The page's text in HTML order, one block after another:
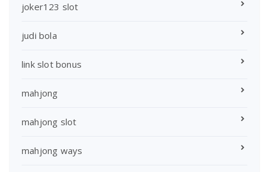
joker123 slot
judi bola
link slot bonus
mahjong
mahjong slot
mahjong ways